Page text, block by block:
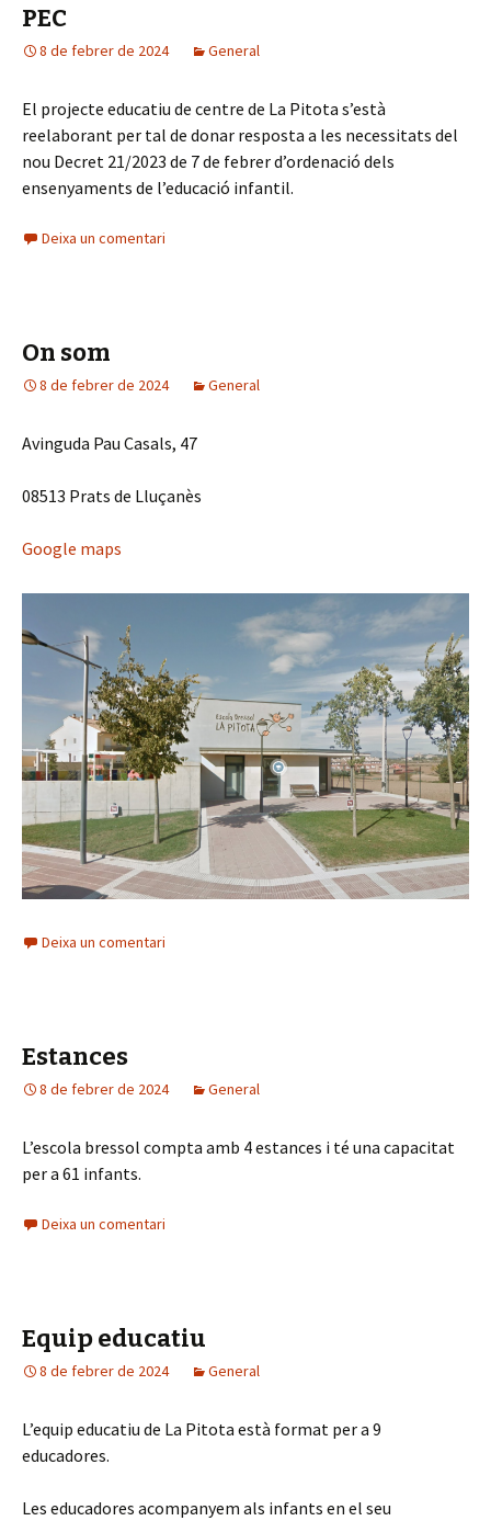
PEC
8 de febrer de 2024 General
El projecte educatiu de centre de La Pitota s’està
reelaborant per tal de donar resposta a les necessitats del
nou Decret 21/2023 de 7 de febrer d’ordenació dels
ensenyaments de l’educació infantil.
Deixa un comentari
On som
8 de febrer de 2024 General
Avinguda Pau Casals, 47
08513 Prats de Lluçanès
Google maps
Deixa un comentari
Estances
8 de febrer de 2024 General
L’escola bressol compta amb 4 estances i té una capacitat
per a 61 infants.
Deixa un comentari
Equip educatiu
8 de febrer de 2024 General
L’equip educatiu de La Pitota està format per a 9
educadores.
Les educadores acompanyem als infants en el seu